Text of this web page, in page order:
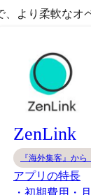
より柔軟なオ
ZenLink
『海外集客』か
アプリの特長
・初期費用・